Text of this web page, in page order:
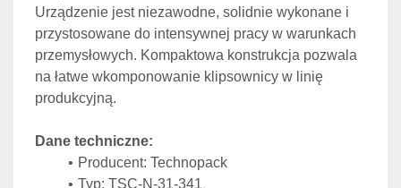
Urządzenie jest niezawodne, solidnie wykonane i
przystosowane do intensywnej pracy w warunkach
przemysłowych. Kompaktowa konstrukcja pozwala
na łatwe wkomponowanie klipsownicy w linię
produkcyjną.
Dane techniczne:
Producent: Technopack
Typ: TSC-N-31-341